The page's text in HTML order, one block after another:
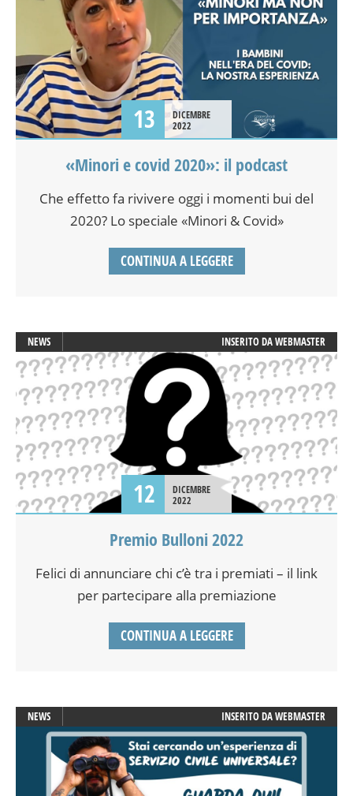
13
DICEMBRE
2022
«Minori e covid 2020»: il podcast
Che effetto fa rivivere oggi i momenti bui del
2020? Lo speciale «Minori & Covid»
CONTINUA A LEGGERE
NEWS INSERITO DAWEBMASTER
12
DICEMBRE
2022
Premio Bulloni 2022
Felici di annunciare chi c’è tra i premiati – il link
per partecipare alla premiazione
CONTINUA A LEGGERE
NEWS INSERITO DAWEBMASTER